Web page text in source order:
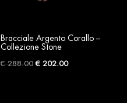
Bracciale Argento Corallo –
Collezione Stone
€288.00Original
€ 202.00Current